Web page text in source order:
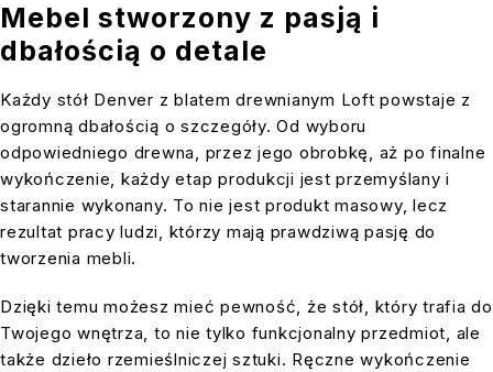
Mebel stworzony z pasją i
dbałością o detale
Każdy stół Denver z blatem drewnianym Loft powstaje z
ogromną dbałością o szczegóły. Od wyboru
odpowiedniego drewna, przez jego obrobkę, aż po finalne
wykończenie, każdy etap produkcji jest przemyślany i
starannie wykonany. To nie jest produkt masowy, lecz
rezultat pracy ludzi, którzy mają prawdziwą pasję do
tworzenia mebli.
Dzięki temu możesz mieć pewność, że stół, który trafia do
Twojego wnętrza, to nie tylko funkcjonalny przedmiot, ale
także dzieło rzemieślniczej sztuki. Ręczne wykończenie